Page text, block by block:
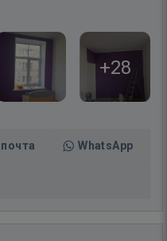
+28
WhatsApp